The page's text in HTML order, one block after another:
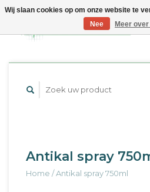
Antikal spray
Home /Antikal spray 750ml
Wij slaan cookies op om onze website te
Nee
Meer